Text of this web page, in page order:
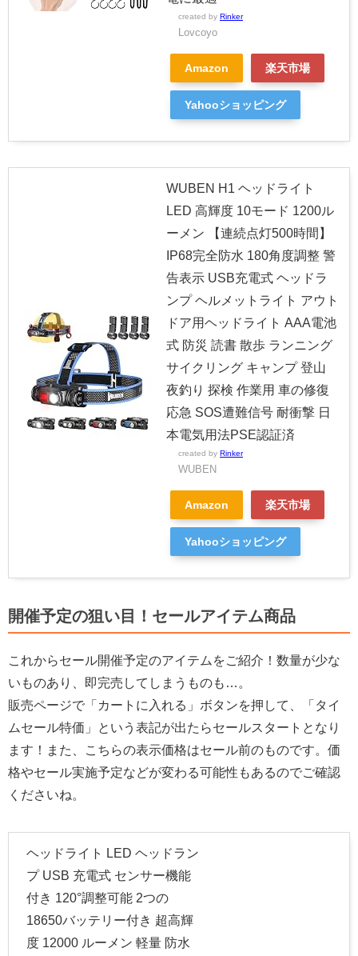
created by Rinker
Lovcoyo
Amazon 楽天市場
Yahooショッピング
WUBEN H1 ヘッドライト
LED 高輝度 10モード 1200ル
ーメン 【連続点灯500時間】
IP68完全防水 180角度調整 警
告表示 USB充電式 ヘッドラ
ンプ ヘルメットライト アウト
ドア用ヘッドライト AAA電池
式 防災 読書 散歩 ランニング
サイクリング キャンプ 登山
夜釣り 探検 作業用 車の修復
応急 SOS遭難信号 耐衝撃 日
本電気用法PSE認証済
created by Rinker
WUBEN
Amazon 楽天市場
Yahooショッピング
開催予定の狙い目！セールアイテム商品
これからセール開催予定のアイテムをご紹介！数量が少な
いものあり、即完売してしまうものも…。
販売ページで「カートに入れる」ボタンを押して、「タイ
ムセール特価」という表記が出たらセールスタートとなり
ます！また、こちらの表示価格はセール前のものです。価
格やセール実施予定などが変わる可能性もあるのでご確認
くださいね。
ヘッドライト LED ヘッドラン
プ USB 充電式 センサー機能
付き 120°調整可能 2つの
18650バッテリー付き 超高輝
度 12000 ルーメン 軽量 防水